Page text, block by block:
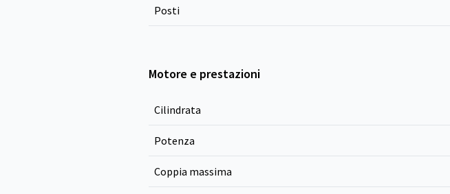
Posti
Motore e prestazioni
Cilindrata
Potenza
Coppia massima